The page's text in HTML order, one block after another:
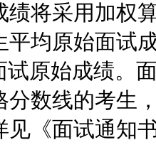
绩将采用加权
平均原始面试
试原始成绩。
分数线的考生
见《面试通知